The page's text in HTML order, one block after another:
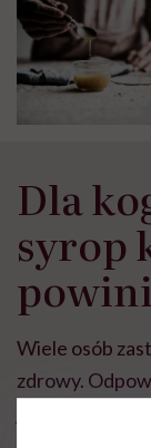
Dla
syrop
Wiele osób
zdrowy.